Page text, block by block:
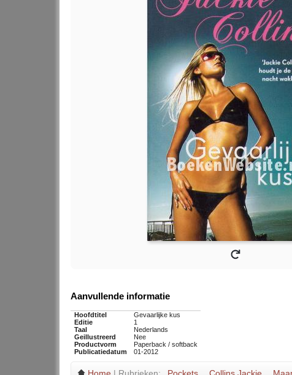
Aanvullende informatie
Hoofdtitel
Gevaarlijke kus
Editie
1
Taal
Nederlands
Geillustreerd
Nee
Productvorm
Paperback / softback
Publicatiedatum
01-2012